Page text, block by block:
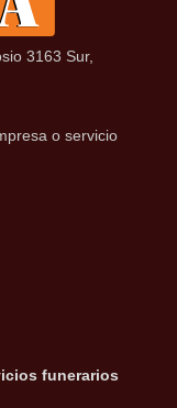
3163 Sur,
o servicio
funerarios